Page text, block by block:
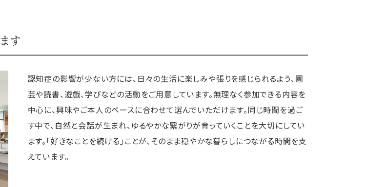
す
認知症の影響が少ない方には、日々の生活に楽しみや張りを感じられるよう、園
芸や読書、遊戯、学びなどの活動をご用意しています。無理なく参加できる内容を
中心に、興味やご本人のペースに合わせて選んでいただけます。同じ時間を過ご
す中で、自然と会話が生まれ、ゆるやかな繋がりが育っていくことを大切にしてい
ます。「好きなことを続ける」ことが、そのまま穏やかな暮らしにつながる時間を支
えています。